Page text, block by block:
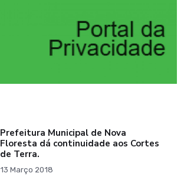
Prefeitura Municipal de Nova
Floresta dá continuidade aos Cortes
de Terra.
13 Março 2018